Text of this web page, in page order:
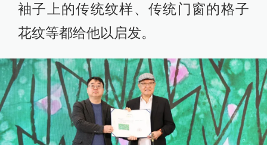
袖子上的传统纹样、传统门窗的格子
花纹等都给他以启发。